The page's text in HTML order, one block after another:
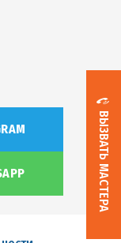
ВЫЗВАТЬ МАСТЕРА